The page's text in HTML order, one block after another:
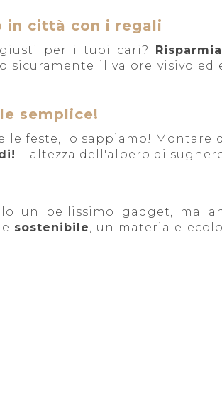
in città con i regali
per i tuoi cari?
sicuramente il valore visivo
semplice!
le feste, lo sappiamo!
L'altezza dell'albero di
un bellissimo gadget, ma
e sostenibile, un materiale